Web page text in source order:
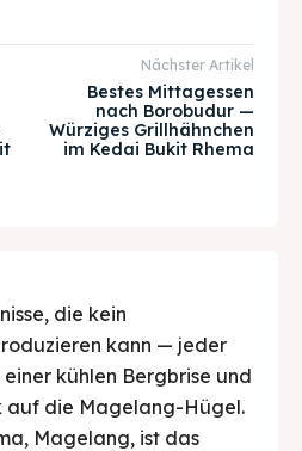
destinations
destinations
Nächster Artikel
Bestes Mittagessen
nach Borobudur —
Würziges Grillhähnchen
im Kedai Bukit Rhema
die kein
kann — jeder
kühlen Bergbrise und
auf die Magelang-Hügel.
Magelang, ist das